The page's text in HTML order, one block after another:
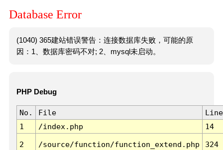
Database Error
(1040) 365建站错误警告：连接数据库失败，可能的原
因：1、数据库密码不对; 2、mysql未启动。
PHP Debug
No. File
Line
1
/index.php 14
2 /source/function/function_extend.php 324